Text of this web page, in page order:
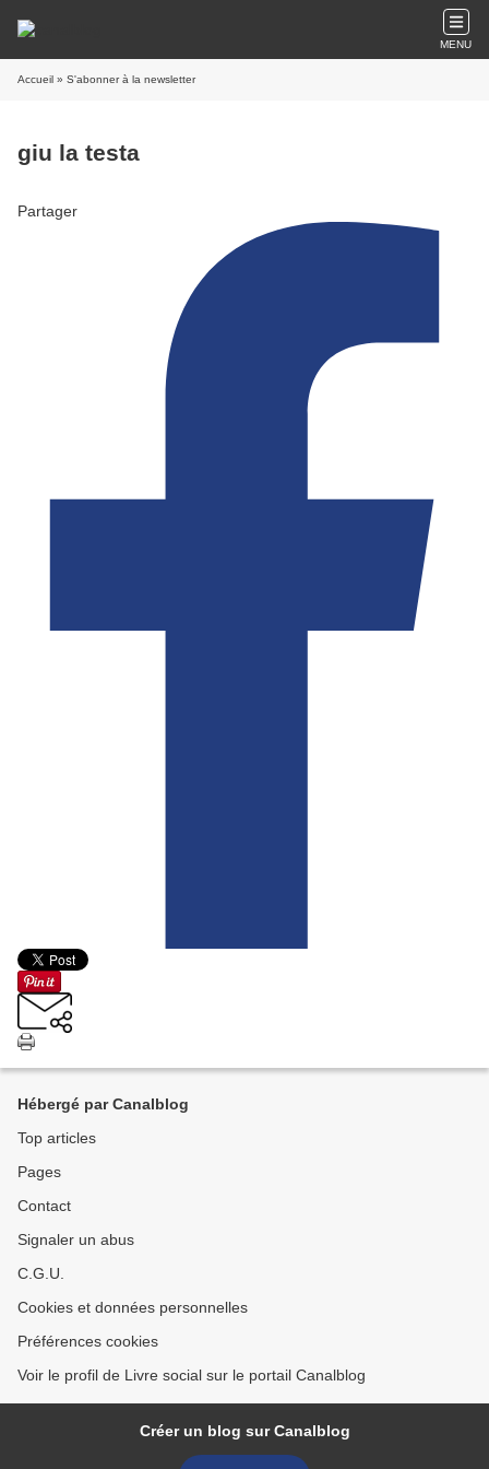
MENU
Accueil » S'abonner à la newsletter
giu la testa
Partager
Hébergé par Canalblog
Top articles
Pages
Contact
Signaler un abus
C.G.U.
Cookies et données personnelles
Préférences cookies
Voir le profil de Livre social sur le portail Canalblog
Créer un blog sur Canalblog